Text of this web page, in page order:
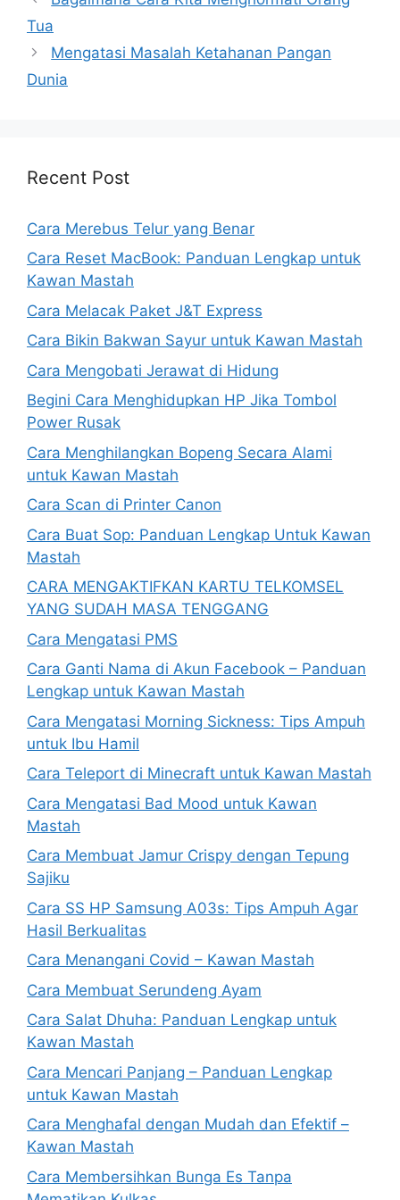
Tua
Mengatasi Masalah Ketahanan Pangan
Dunia
Recent Post
Cara Merebus Telur yang Benar
Cara Reset MacBook: Panduan Lengkap untuk
Kawan Mastah
Cara Melacak Paket J&T Express
Cara Bikin Bakwan Sayur untuk Kawan Mastah
Cara Mengobati Jerawat di Hidung
Begini Cara Menghidupkan HP Jika Tombol
Power Rusak
Cara Menghilangkan Bopeng Secara Alami
untuk Kawan Mastah
Cara Scan di Printer Canon
Cara Buat Sop: Panduan Lengkap Untuk Kawan
Mastah
CARA MENGAKTIFKAN KARTU TELKOMSEL
YANG SUDAH MASA TENGGANG
Cara Mengatasi PMS
Cara Ganti Nama di Akun Facebook – Panduan
Lengkap untuk Kawan Mastah
Cara Mengatasi Morning Sickness: Tips Ampuh
untuk Ibu Hamil
Cara Teleport di Minecraft untuk Kawan Mastah
Cara Mengatasi Bad Mood untuk Kawan
Mastah
Cara Membuat Jamur Crispy dengan Tepung
Sajiku
Cara SS HP Samsung A03s: Tips Ampuh Agar
Hasil Berkualitas
Cara Menangani Covid – Kawan Mastah
Cara Membuat Serundeng Ayam
Cara Salat Dhuha: Panduan Lengkap untuk
Kawan Mastah
Cara Mencari Panjang – Panduan Lengkap
untuk Kawan Mastah
Cara Menghafal dengan Mudah dan Efektif –
Kawan Mastah
Cara Membersihkan Bunga Es Tanpa